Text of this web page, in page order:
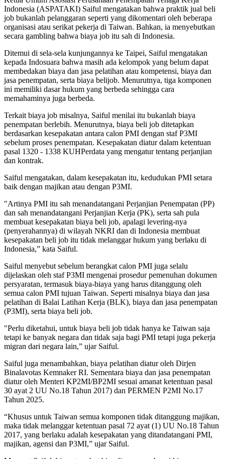
Indonesia (ASPATAKI) Saiful mengatakan bahwa praktik jual beli
job bukanlah pelanggaran seperti yang dikomentari oleh beberapa
organisasi atau serikat pekerja di Taiwan. Bahkan, ia menyebutkan
secara gambling bahwa biaya job itu sah di Indonesia.
Ditemui di sela-sela kunjungannya ke Taipei, Saiful mengatakan
kepada Indosuara bahwa masih ada kelompok yang belum dapat
membedakan biaya dan jasa pelatihan atau kompetensi, biaya dan
jasa penempatan, serta biaya belijob. Menurutnya, tiga komponen
ini memiliki dasar hukum yang berbeda sehingga cara
memahaminya juga berbeda.
Terkait biaya job misalnya, Saiful menilai itu bukanlah biaya
penempatan berlebih. Menurutnya, biaya beli job ditetapkan
berdasarkan kesepakatan antara calon PMI dengan staf P3MI
sebelum proses penempatan. Kesepakatan diatur dalam ketentuan
pasal 1320 - 1338 KUHPerdata yang mengatur tentang perjanjian
dan kontrak.
Saiful mengatakan, dalam kesepakatan itu, kedudukan PMI setara
baik dengan majikan atau dengan P3MI.
"Artinya PMI itu sah menandatangani Perjanjian Penempatan (PP)
dan sah menandatangani Perjanjian Kerja (PK), serta sah pula
membuat kesepakatan biaya beli job, apalagi levering-nya
(penyerahannya) di wilayah NKRI dan di Indonesia membuat
kesepakatan beli job itu tidak melanggar hukum yang berlaku di
Indonesia,” kata Saiful.
Saiful menyebut sebelum berangkat calon PMI juga selalu
dijelaskan oleh staf P3MI mengenai prosedur pemenuhan dokumen
persyaratan, termasuk biaya-biaya yang harus ditanggung oleh
semua calon PMI tujuan Taiwan. Seperti misalnya biaya dan jasa
pelatihan di Balai Latihan Kerja (BLK), biaya dan jasa penempatan
(P3MI), serta biaya beli job.
"Perlu diketahui, untuk biaya beli job tidak hanya ke Taiwan saja
tetapi ke banyak negara dan tidak saja bagi PMI tetapi juga pekerja
migran dari negara lain,” ujar Saiful.
Saiful juga menambahkan, biaya pelatihan diatur oleh Dirjen
Binalavotas Kemnaker RI. Sementara biaya dan jasa penempatan
diatur oleh Menteri KP2MI/BP2MI sesuai amanat ketentuan pasal
30 ayat 2 UU No.18 Tahun 2017) dan PERMEN P2MI No.17
Tahun 2025.
“Khusus untuk Taiwan semua komponen tidak ditanggung majikan,
maka tidak melanggar ketentuan pasal 72 ayat (1) UU No.18 Tahun
2017, yang berlaku adalah kesepakatan yang ditandatangani PMI,
majikan, agensi dan P3MI,” ujar Saiful.